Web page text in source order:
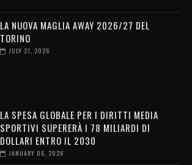
LA NUOVA MAGLIA AWAY 2026/27 DEL
TORINO
JULY 21, 2026
LA SPESA GLOBALE PER I DIRITTI MEDIA
SPORTIVI SUPERERÀ I 78 MILIARDI DI
DOLLARI ENTRO IL 2030
JANUARY 06, 2026